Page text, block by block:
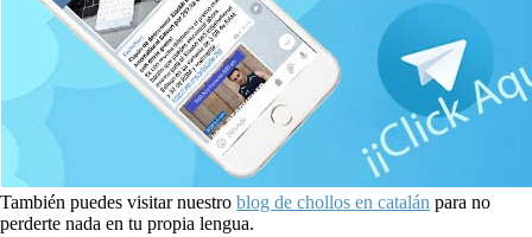
También puedes visitar nuestro blog de chollos en catalán para no
perderte nada en tu propia lengua.